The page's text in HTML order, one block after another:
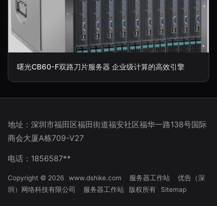
曙光CB60-F双路刀片服务器 企业级计算的高效引擎
地址：深圳市福田区福田街道福安社区福华一路138号国际
商会大厦A栋709-V27
电话：1856587**
Copyright © 2026 www.dshike.com 服务器工作站
优告（深
圳）网络科技有限公司
服务器工作站 版权所有 Sitemap